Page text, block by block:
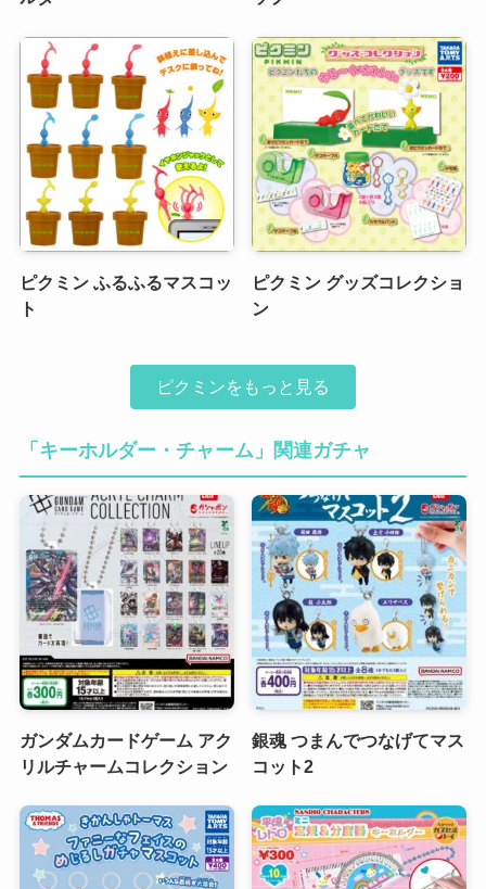
ピクミン ふるふるマスコッ
ト
ピクミン グッズコレクショ
ン
ピクミンをもっと見る
「キーホルダー・チャーム」関連ガチャ
ガンダムカードゲーム アク
リルチャームコレクション
銀魂 つまんでつなげてマス
コット2